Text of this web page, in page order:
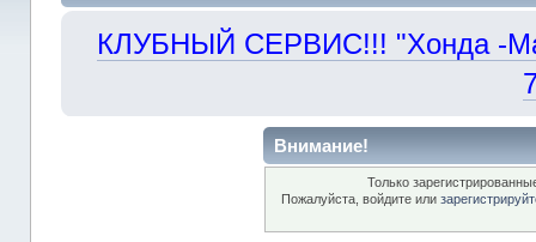
КЛУБНЫЙ СЕРВИС!!! "Хонда -
Внимание!
Только
Пожалуйста, войдите или